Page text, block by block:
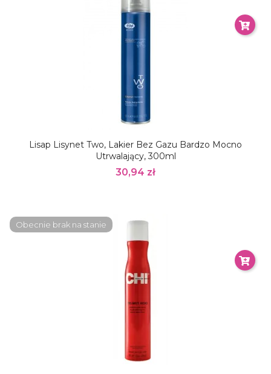
Lisap Lisynet Two, Lakier Bez Gazu Bardzo Mocno
Utrwalający, 300ml
30,94 zł
Obecnie brak na stanie